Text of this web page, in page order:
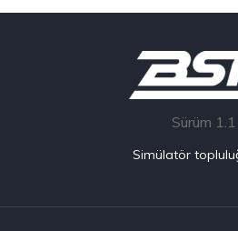
Sürüm 1.1
Simülatör